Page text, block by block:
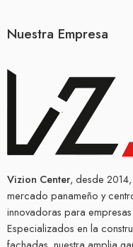
Nuestra Empresa
Vizion Center, desde
mercado panameño y
innovadoras para
Especializados en la